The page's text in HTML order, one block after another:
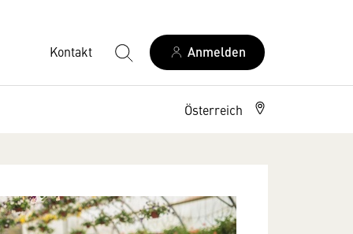
Kontakt Anmelden
Österreich